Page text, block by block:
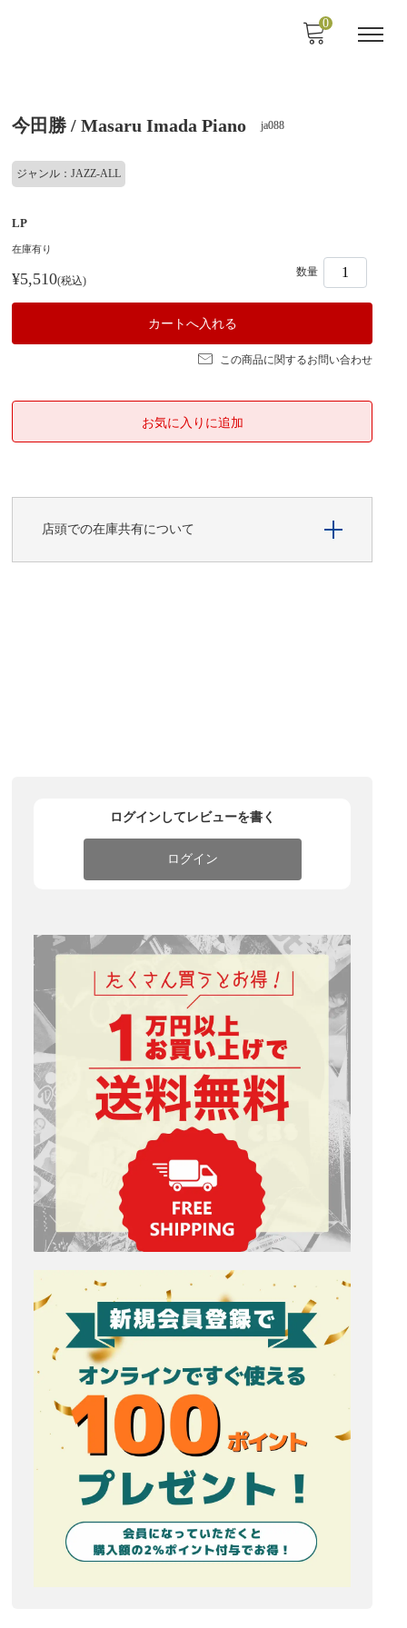
0
今田勝 / Masaru Imada Piano ja088
ジャンル：JAZZ-ALL
LP
在庫有り
¥5,510(税込)
数量
この商品に関するお問い合わせ
店頭での在庫共有について
ログインしてレビューを書く
ログイン